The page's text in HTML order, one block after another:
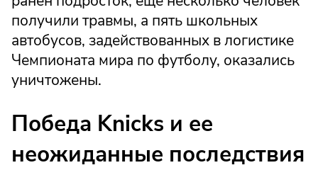
получили травмы, а пять школьных
автобусов, задействованных в логистике
Чемпионата мира по футболу, оказались
уничтожены.
Победа Knicks и ее
неожиданные последствия